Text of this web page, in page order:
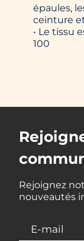
épaules,
ceinture
• Le tissu
100
Rejoignez
nouveautés